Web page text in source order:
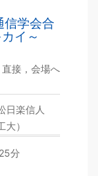
信学会合
イ～
接，会場へ
楽信人
大）
分